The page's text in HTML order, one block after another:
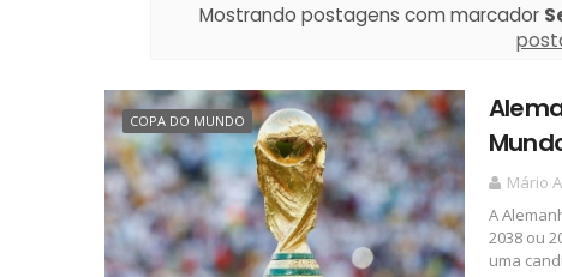
Mostrando postagens com marcador
COPA DO MUNDO
Mário
A
2038 ou
uma